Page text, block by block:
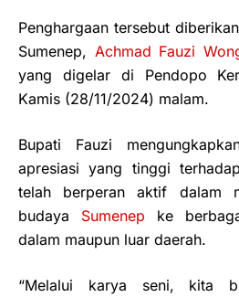
Penghargaan tersebut
Sumenep, Achmad Fauzi
yang digelar di Pendopo
Kamis (28/11/2024) malam.
Bupati Fauzi
apresiasi yang tinggi
telah berperan aktif dalam
budaya Sumenep ke
dalam maupun luar daerah.
“Melalui karya seni, kita